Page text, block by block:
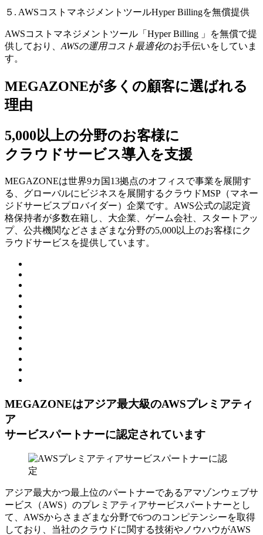
５. AWSコストマネジメントツールHyper Billingを無償提供
AWSコストマネジメントツール「Hyper Billing 」を無償で提
供しており、 AWSの運⽤コスト最適化のお⼿伝いをしていま
す。
MEGAZONEが多くの顧客に選ばれる
理由
5,000以上の分野のお客様に
クラウドサービス導入を支援
MEGAZONEは世界9カ国13拠点のオフィスで事業を展開す
る、グローバルにビジネスを展開するクラウドMSP（マネー
ジドサービスプロバイダー）企業です。AWS公式の認定資
格保持者が多数在籍し、⼤企業、ゲーム会社、スタートアッ
プ、公共機関などさまざまな分野の5,000以上のお客様にク
ラウドサービスを提供しています。
MEGAZONEはアジア最⼤級のAWSプレミアティ
ア
サービスパートナーに認定されています
アジア最大かつ最上位のパートナーであるアマゾンウェブサ
ービス（AWS）のプレミアティアサービスパートナーとし
て、AWSからさまざまな分野で6つのコンピテンシーを取得
しており、当社のクラウドに関する技術やノウハウがAWS